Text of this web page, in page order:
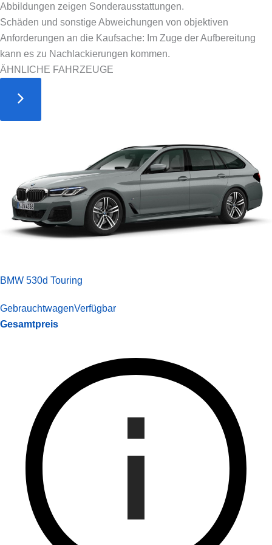
Abbildungen zeigen Sonderausstattungen.
Schäden und sonstige Abweichungen von objektiven
Anforderungen an die Kaufsache: Im Zuge der Aufbereitung
kann es zu Nachlackierungen kommen.
ÄHNLICHE FAHRZEUGE
BMW 530d Touring
GebrauchtwagenVerfügbar
Gesamtpreis